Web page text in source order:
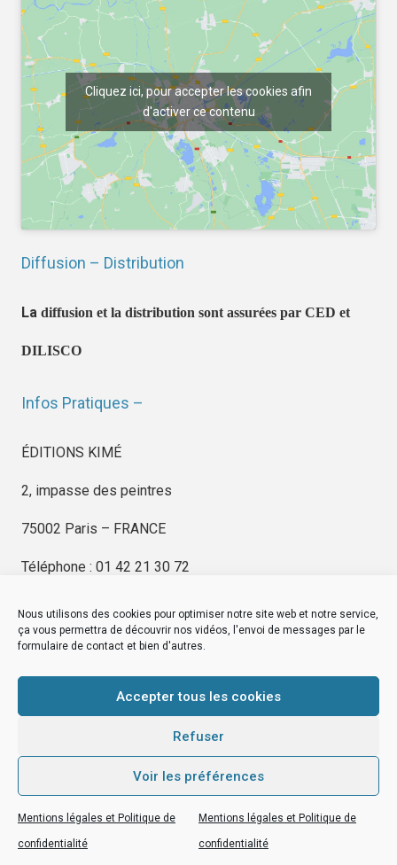
Nous utilisons des cookies pour optimiser notre site web et notre service,
ça vous permettra de découvrir nos vidéos, l'envoi de messages par le
formulaire de contact et bien d'autres.
Accepter tous les cookies
Refuser
Voir les préférences
Mentions légales et Politique de
confidentialité
Mentions légales et Politique de
confidentialité
Cliquez ici, pour accepter les cookies afin
d'activer ce contenu
Diffusion – Distribution
La diffusion et la distribution sont assurées par CED et
DILISCO
Infos Pratiques –
ÉDITIONS KIMÉ
2, impasse des peintres
75002 Paris – FRANCE
Téléphone : 01 42 21 30 72
© byeDovel.com
editionskime.fr
EDITIONS KIMÉ Mentions Légales © byeDovel.com